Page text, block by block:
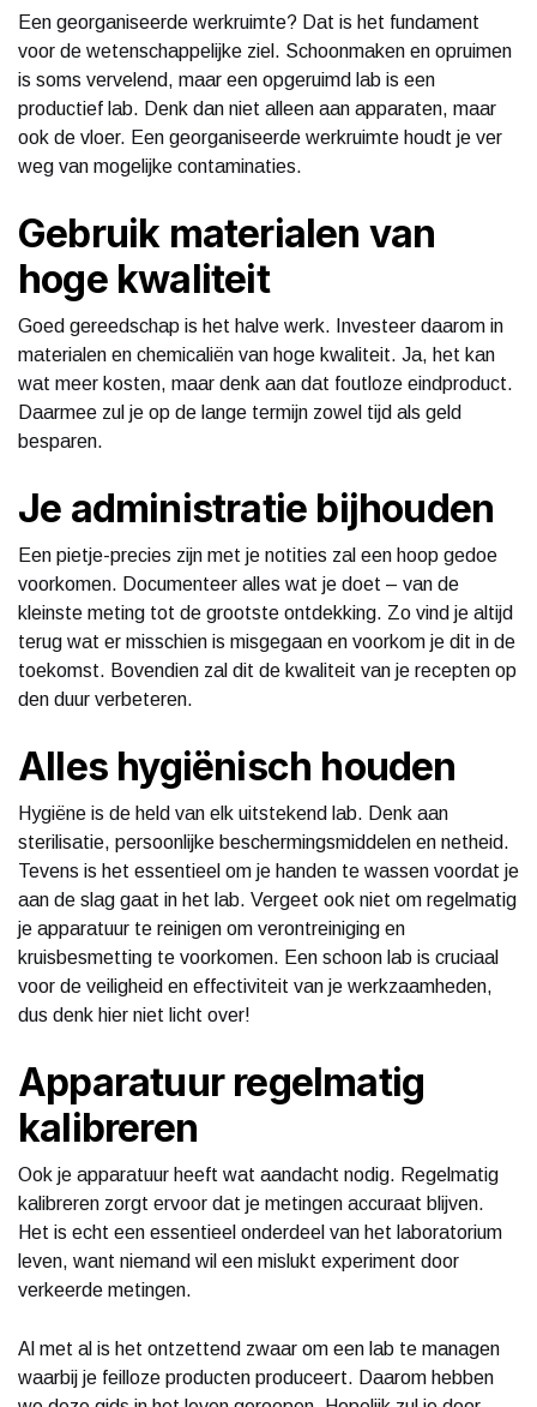
Een georganiseerde werkruimte? Dat is het fundament
voor de wetenschappelijke ziel. Schoonmaken en opruimen
is soms vervelend, maar een opgeruimd lab is een
productief lab. Denk dan niet alleen aan apparaten, maar
ook de vloer. Een georganiseerde werkruimte houdt je ver
weg van mogelijke contaminaties.
Gebruik materialen van
hoge kwaliteit
Goed gereedschap is het halve werk. Investeer daarom in
materialen en chemicaliën van hoge kwaliteit. Ja, het kan
wat meer kosten, maar denk aan dat foutloze eindproduct.
Daarmee zul je op de lange termijn zowel tijd als geld
besparen.
Je administratie bijhouden
Een pietje-precies zijn met je notities zal een hoop gedoe
voorkomen. Documenteer alles wat je doet – van de
kleinste meting tot de grootste ontdekking. Zo vind je altijd
terug wat er misschien is misgegaan en voorkom je dit in de
toekomst. Bovendien zal dit de kwaliteit van je recepten op
den duur verbeteren.
Alles hygiënisch houden
Hygiëne is de held van elk uitstekend lab. Denk aan
sterilisatie, persoonlijke beschermingsmiddelen en netheid.
Tevens is het essentieel om je handen te wassen voordat je
aan de slag gaat in het lab. Vergeet ook niet om regelmatig
je apparatuur te reinigen om verontreiniging en
kruisbesmetting te voorkomen. Een schoon lab is cruciaal
voor de veiligheid en effectiviteit van je werkzaamheden,
dus denk hier niet licht over!
Apparatuur regelmatig
kalibreren
Ook je apparatuur heeft wat aandacht nodig. Regelmatig
kalibreren zorgt ervoor dat je metingen accuraat blijven.
Het is echt een essentieel onderdeel van het laboratorium
leven, want niemand wil een mislukt experiment door
verkeerde metingen.
Al met al is het ontzettend zwaar om een lab te managen
waarbij je feilloze producten produceert. Daarom hebben